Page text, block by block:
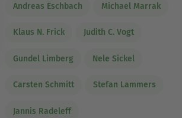
Andreas Eschbach Michael Marrak
Klaus N. Frick Judith C. Vogt
Gundel Limberg Nele Sickel
Carsten Schmitt Stefan Lammers
Jannis Radeleff